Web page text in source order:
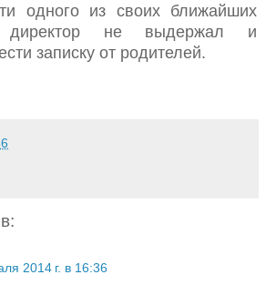
одного из своих ближайших
директор не выдержал и
записку от родителей.
2014 г. в 16:36